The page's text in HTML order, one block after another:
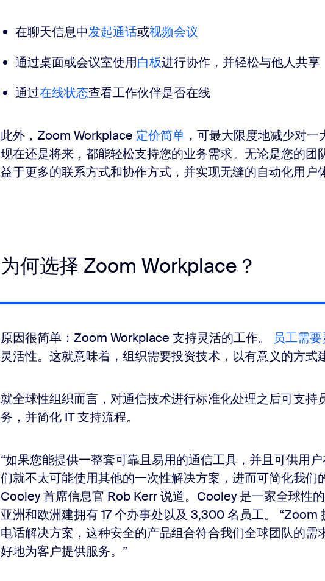
在聊天信息中发起通话或视频会议
通过桌面或会议室使用白板进行协作，并轻松与他人共享
通过在线状态查看工作伙伴是否在线
此外，Zoom Workplace 定价简单，可最大限度地减少对一
现在还是将来，都能轻松支持您的业务需求。无论是您的团
益于更多的联系方式和协作方式，并实现无缝的自动化用户
为何选择 Zoom Workplace？
原因很简单：Zoom Workplace 支持灵活的工作。 员工需
灵活性。这就意味着，组织需要投资技术，以有意义的方式
就全球性组织而言，对通信技术进行标准化处理之后可支持
务，并简化 IT 支持流程。
“如果您能提供一整套可靠且易用的通信工具，并且可供用
们就不太可能使用其他的一次性解决方案，进而可简化我们
Cooley 首席信息官 Rob Kerr 说道。Cooley 是一家全球性的
亚洲和欧洲建拥有 17 个办事处以及 3,300 名员工。 “Zoom
电话解决方案，这种安全的产品组合符合我们全球团队的需
好地为客户提供服务。”